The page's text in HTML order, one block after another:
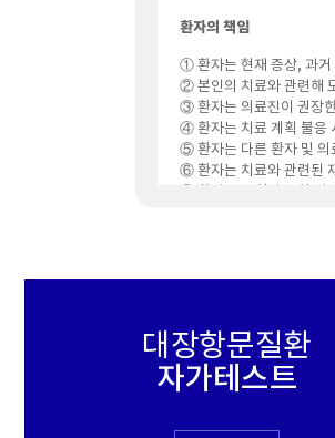
환자의 책임
① 환자는 현재 증상, 과거
② 본인의 치료와 관련해
③ 환자는 의료진이 권장
④ 환자는 치료 계획 불응
⑤ 환자는 다른 환자 및 의
⑥ 환자는 치료와 관련된
대장항문질환
자가테스트